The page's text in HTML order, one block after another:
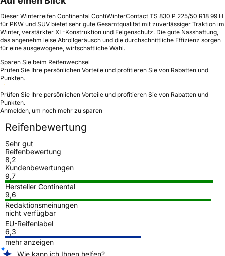
Dieser Winterreifen Continental ContiWinterContact TS 830 P 225/50 R18 99 H
für PKW und SUV bietet sehr gute Gesamtqualität mit zuverlässiger Traktion im
Winter, verstärkter XL-Konstruktion und Felgenschutz. Die gute Nasshaftung,
das angenehm leise Abrollgeräusch und die durchschnittliche Effizienz sorgen
für eine ausgewogene, wirtschaftliche Wahl.
Sparen Sie beim Reifenwechsel
Prüfen Sie Ihre persönlichen Vorteile und profitieren Sie von Rabatten und
Punkten.
Prüfen Sie Ihre persönlichen Vorteile und profitieren Sie von Rabatten und
Punkten.
Anmelden, um noch mehr zu sparen
Reifenbewertung
Sehr gut
Reifenbewertung
8,2
Kundenbewertungen
9,7
Hersteller Continental
9,6
Redaktionsmeinungen
nicht verfügbar
EU-Reifenlabel
6,3
mehr anzeigen
Wie kann ich Ihnen helfen?